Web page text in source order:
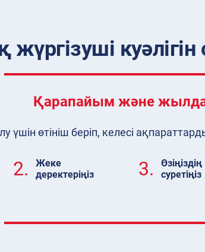
Қарапайым және
үшін өтініш беріп, келесі
2.
Жеке
деректеріңіз
3.
Өзіңіздің
суретіңіз